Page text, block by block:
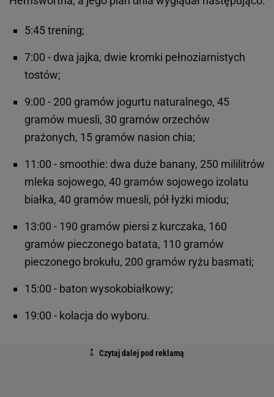
5:45 trening;
7:00 - dwa jajka, dwie kromki pełnoziarnistych
tostów;
9:00 - 200 gramów jogurtu naturalnego, 45
gramów muesli, 30 gramów orzechów
prażonych, 15 gramów nasion chia;
11:00 - smoothie: dwa duże banany, 250 mililitrów
mleka sojowego, 40 gramów sojowego izolatu
białka, 40 gramów muesli, pół łyżki miodu;
13:00 - 190 gramów piersi z kurczaka, 160
gramów pieczonego batata, 110 gramów
pieczonego brokułu, 200 gramów ryżu basmati;
15:00 - baton wysokobiałkowy;
19:00 - kolacja do wyboru.